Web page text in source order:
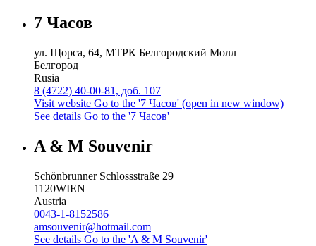
7 Часов
ул. Щорса, 64, МТРК Белгородский Молл
Белгород
Rusia
8 (4722) 40-00-81, доб. 107
Visit website Go to the '7 Часов' (open in new window)
See details Go to the '7 Часов'
A & M Souvenir
Schönbrunner Schlossstraße 29
1120WIEN
Austria
0043-1-8152586
amsouvenir@hotmail.com
See details Go to the 'A & M Souvenir'